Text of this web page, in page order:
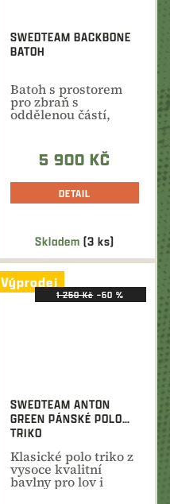
Skladem (3 ks)
SWEDTEAM BACKBONE
BATOH
Batoh s prostorem
pro zbraň s
oddělenou částí,
5 900 KČ
DETAIL
Výprodej
1 250 Kč –60 %
SWEDTEAM ANTON
GREEN PÁNSKÉ POLO
TRIKO
Klasické polo triko z
vysoce kvalitní
bavlny pro lov i
volnočasové aktivity